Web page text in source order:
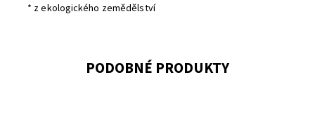
* z ekologického zemědělství
PODOBNÉ PRODUKTY